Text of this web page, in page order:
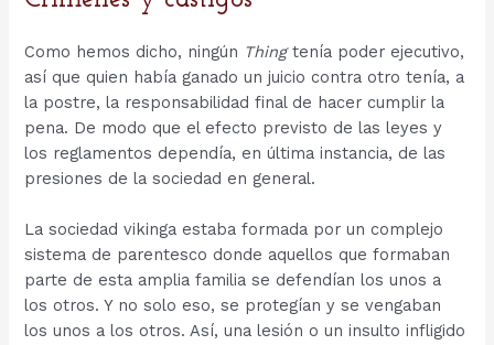
Como hemos dicho, ningún Thingtenía poder ejecutivo,
así que quien había ganado un juicio contra otro tenía, a
la postre, la responsabilidad final de hacer cumplir la
pena. De modo que el efecto previsto de las leyes y
los reglamentos dependía, en última instancia, de las
presiones de la sociedad en general.
La sociedad vikinga estaba formada por un complejo
sistema de parentesco donde aquellos que formaban
parte de esta amplia familia se defendían los unos a
los otros. Y no solo eso, se protegían y se vengaban
los unos a los otros. Así, una lesión o un insulto infligido